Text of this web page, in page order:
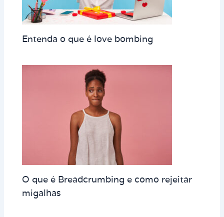
Entenda o que é love bombing
O que é Breadcrumbing e como rejeitar
migalhas